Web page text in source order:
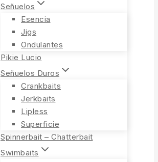
Señuelos
Esencia
Jigs
Ondulantes
Pikie Lucio
Señuelos Duros
Crankbaits
Jerkbaits
Lipless
Superficie
Spinnerbait – Chatterbait
Swimbaits